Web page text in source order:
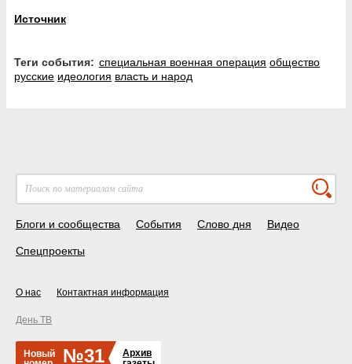
Источник
Теги события: специальная военная операция общество
русские идеология власть и народ
Блоги и сообщества События Слово дня Видео
Спецпроекты
О нас Контактная информация
День ТВ
Новый
№31
Архив